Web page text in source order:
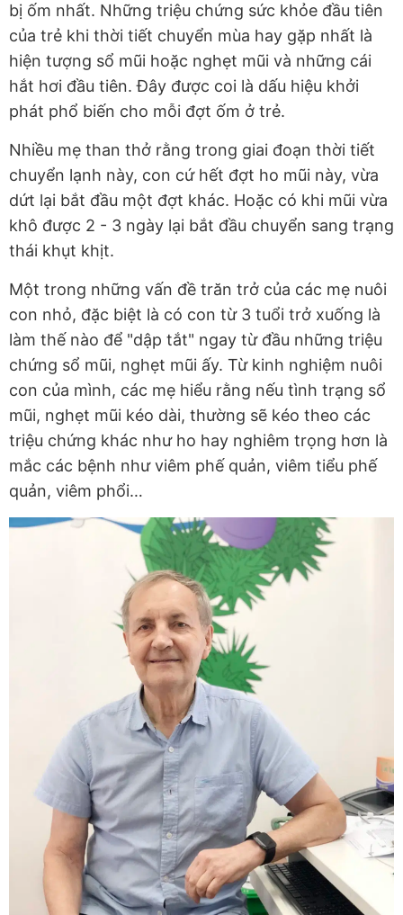
bị ốm nhất. Những triệu chứng sức khỏe đầu tiên
của trẻ khi thời tiết chuyển mùa hay gặp nhất là
hiện tượng sổ mũi hoặc nghẹt mũi và những cái
hắt hơi đầu tiên. Đây được coi là dấu hiệu khởi
phát phổ biến cho mỗi đợt ốm ở trẻ.
Nhiều mẹ than thở rằng trong giai đoạn thời tiết
chuyển lạnh này, con cứ hết đợt ho mũi này, vừa
dứt lại bắt đầu một đợt khác. Hoặc có khi mũi vừa
khô được 2 - 3 ngày lại bắt đầu chuyển sang trạng
thái khụt khịt.
Một trong những vấn đề trăn trở của các mẹ nuôi
con nhỏ, đặc biệt là có con từ 3 tuổi trở xuống là
làm thế nào để "dập tắt" ngay từ đầu những triệu
chứng sổ mũi, nghẹt mũi ấy. Từ kinh nghiệm nuôi
con của mình, các mẹ hiểu rằng nếu tình trạng sổ
mũi, nghẹt mũi kéo dài, thường sẽ kéo theo các
triệu chứng khác như ho hay nghiêm trọng hơn là
mắc các bệnh như viêm phế quản, viêm tiểu phế
quản, viêm phổi…